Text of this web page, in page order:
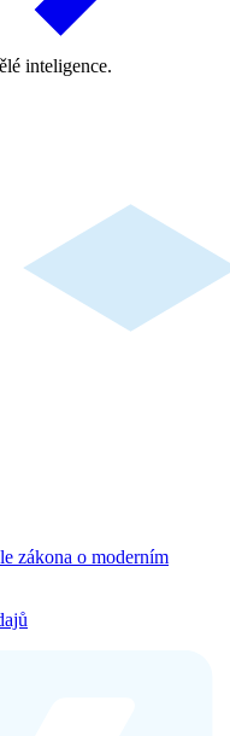
inteligence.
zákona o moderním